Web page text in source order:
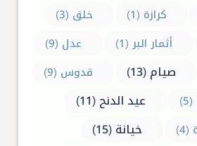
كرازة (1) خلق (3)
أثمار البر (1)
عدل (9)
صيام (13)
قدوس (9)
عيد الدنح (11)
خيانة (15)